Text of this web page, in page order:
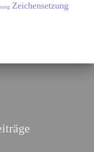
Zeichensetzung